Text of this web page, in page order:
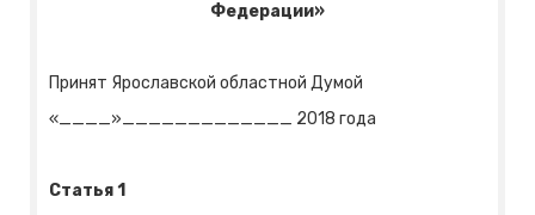
Федерации»
Принят Ярославской областной Думой
«____»_____________ 2018 года
Статья 1